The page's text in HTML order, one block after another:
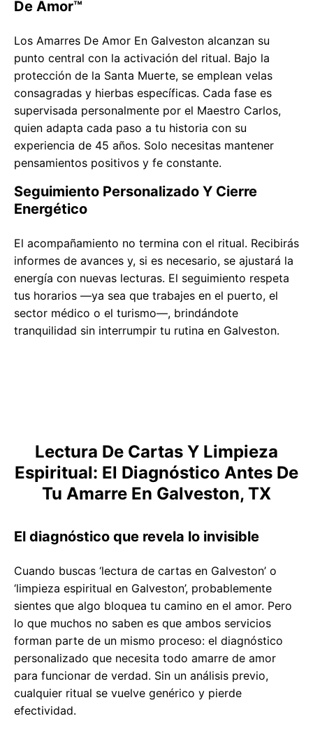
De Amor™
Los Amarres De Amor En Galveston alcanzan su
punto central con la activación del ritual. Bajo la
protección de la Santa Muerte, se emplean velas
consagradas y hierbas específicas. Cada fase es
supervisada personalmente por el Maestro Carlos,
quien adapta cada paso a tu historia con su
experiencia de 45 años. Solo necesitas mantener
pensamientos positivos y fe constante.
Seguimiento Personalizado Y Cierre
Energético
El acompañamiento no termina con el ritual. Recibirás
informes de avances y, si es necesario, se ajustará la
energía con nuevas lecturas. El seguimiento respeta
tus horarios —ya sea que trabajes en el puerto, el
sector médico o el turismo—, brindándote
tranquilidad sin interrumpir tu rutina en Galveston.
Lectura De Cartas Y Limpieza
Espiritual: El Diagnóstico Antes De
Tu Amarre En Galveston, TX
El diagnóstico que revela lo invisible
Cuando buscas ‘lectura de cartas en Galveston’ o
‘limpieza espiritual en Galveston’, probablemente
sientes que algo bloquea tu camino en el amor. Pero
lo que muchos no saben es que ambos servicios
forman parte de un mismo proceso: el diagnóstico
personalizado que necesita todo amarre de amor
para funcionar de verdad. Sin un análisis previo,
cualquier ritual se vuelve genérico y pierde
efectividad.